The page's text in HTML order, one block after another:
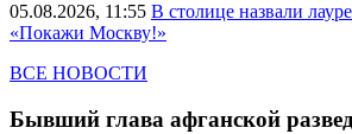
05.08.2026, 11:55 В столице назвали
«Покажи Москву!»
ВСЕ НОВОСТИ
Бывший глава афганской